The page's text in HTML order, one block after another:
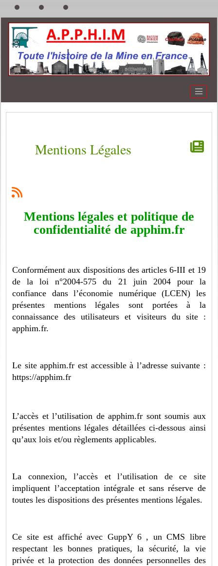
Mentions Légales
Mentions légales et politique de
confidentialité de apphim.fr
Conformément aux dispositions des articles 6-III et 19
de la loi n°2004-575 du 21 juin 2004 pour la
confiance dans l’économie numérique (LCEN) les
présentes mentions légales sont portées à la
connaissance des utilisateurs et visiteurs du site :
apphim.fr.
Le site apphim.fr est accessible à l’adresse suivante :
https://apphim.fr
L’accès et l’utilisation de apphim.fr sont soumis aux
présentes mentions légales détaillées ci-dessous ainsi
qu’aux lois et/ou règlements applicables.
La connexion, l’accès et l’utilisation de ce site
impliquent l’acceptation intégrale et sans réserve de
toutes les dispositions des présentes mentions légales.
Ce site est affiché avec GuppY 6 , un CMS libre
respectant les bonnes pratiques, la sécurité, la vie
privée et la protection des données personnelles des